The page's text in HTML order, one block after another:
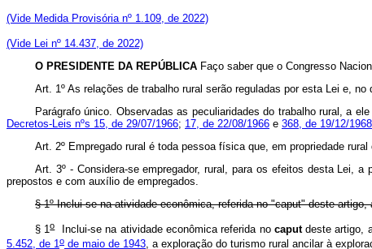
(Vide Medida Provisória nº 1.109, de 2022)
(Vide Lei nº 14.437, de 2022)
O PRESIDENTE DA REPÚBLICA Faço saber que o Congresso
Art. 1º As relações de trabalho rural serão reguladas por esta Lei e,
Parágrafo único. Observadas as peculiaridades do trabalho rural, a
Decretos-Leis nºs 15, de 29/07/1966; 17, de 22/08/1966 e 368, de 19/12/1968
Art. 2º Empregado rural é toda pessoa física que, em propriedade
Art. 3º - Considera-se empregador, rural, para os efeitos desta Lei,
prepostos e com auxílio de empregados.
§ 1º Inclui-se na atividade econômica, referida no "caput" deste
§ 1oInclui-se na atividade econômica referida no caputdeste artigo,
5.452, de 1o de maio de 1943, a exploração do turismo rural ancilar à